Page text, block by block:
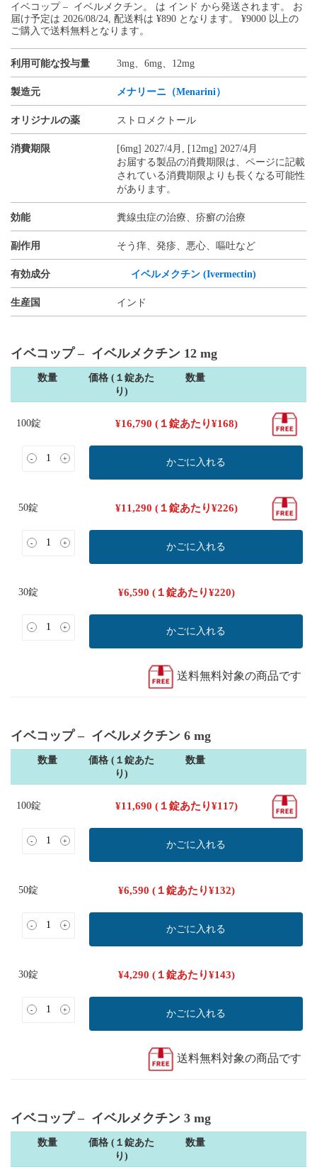
イベコップ – イベルメクチン。 は インド から発送されます。 お
届け予定は 2026/08/24, 配送料は ¥890 となります。 ¥9000 以上の
ご購入で送料無料となります。
利用可能な投与量 3mg、6mg、12mg
製造元 メナリーニ（Menarini）
オリジナルの薬 ストロメクトール
消費期限
[6mg] 2027/4月, [12mg] 2027/4月
お届する製品の消費期限は、ページに記載
されている消費期限よりも長くなる可能性
があります。
効能 糞線虫症の治療、疥癬の治療
副作用 そう痒、発疹、悪心、嘔吐など
有効成分 イベルメクチン (Ivermectin)
生産国 インド
イベコップ – イベルメクチン 12 mg
数量
価格 (１錠あた
り)
数量
100錠 ¥16,790 (１錠あたり¥168)
- + かごに入れる
50錠 ¥11,290 (１錠あたり¥226)
- + かごに入れる
30錠 ¥6,590 (１錠あたり¥220)
- + かごに入れる
送料無料対象の商品です
イベコップ – イベルメクチン 6 mg
数量
価格 (１錠あた
り)
数量
100錠 ¥11,690 (１錠あたり¥117)
- + かごに入れる
50錠 ¥6,590 (１錠あたり¥132)
- + かごに入れる
30錠 ¥4,290 (１錠あたり¥143)
- + かごに入れる
送料無料対象の商品です
イベコップ – イベルメクチン 3 mg
数量
価格 (１錠あた
り)
数量